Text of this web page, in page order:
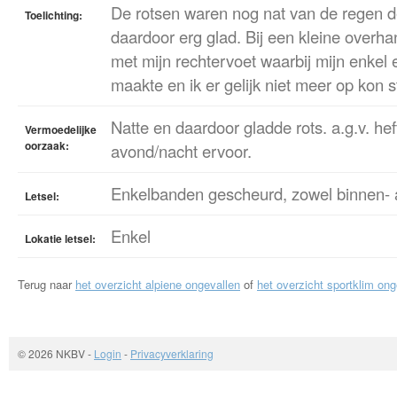
Toelichting:
De rotsen waren nog nat van de regen
daardoor erg glad. Bij een kleine
met mijn rechtervoet waarbij mijn enkel
maakte en ik er gelijk niet meer op kon
Vermoedelijke
oorzaak:
Natte en daardoor gladde rots. a.g.v.
avond/nacht ervoor.
Letsel: Enkelbanden gescheurd, zowel binnen-
Lokatie letsel: Enkel
Terug naar het overzicht alpiene ongevallen of het overzicht sportklim
© 2026 NKBV- Login - Privacyverklaring